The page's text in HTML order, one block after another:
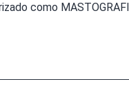
como